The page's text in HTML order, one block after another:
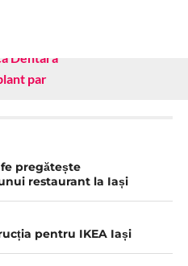
pregătește
restaurant la Iași
pentru IKEA Iași